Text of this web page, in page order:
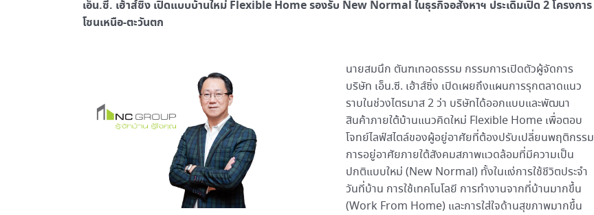
เอ็น.ซี. เฮ้าส์ซิ่ง เปิดแบบบ้านใหม่ Flexible Home รองรับ New Normal ในธุรกิจอสังหาฯ ประเดิมเปิด 2 โครงการ
โซนเหนือ-ตะวันตก
นายสมนึก ตันฑเทอดธรรม กรรมการเปิดตัวผู้จัดการ
บริษัท เอ็น.ซี. เฮ้าส์ซิ่ง เปิดเผยถึงแผนการรุกตลาดแนว
ราบในช่วงไตรมาส 2 ว่า บริษัทได้ออกแบบและพัฒนา
สินค้าภายใต้บ้านแนวคิดใหม่ Flexible Home เพื่อตอบ
โจทย์ไลฟ์สไตล์ของผู้อยู่อาศัยที่ต้องปรับเปลี่ยนพฤติกรรม
การอยู่อาศัยภายใต้สังคมสภาพแวดล้อมที่มีความเป็น
ปกติแบบใหม่ (New Normal) ทั้งในแง่การใช้ชีวิตประจำ
วันที่บ้าน การใช้เทคโนโลยี การทำงานจากที่บ้านมากขึ้น
(Work From Home) และการใส่ใจด้านสุขภาพมากขึ้น